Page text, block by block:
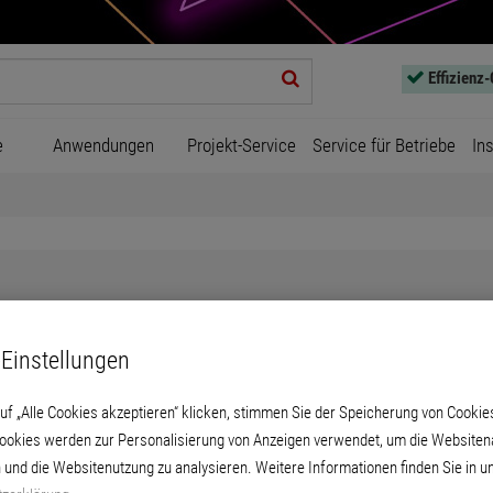
Anwendungen Projekt-Service Service für Betriebe
KlimAir Keil 1866
der Bildung von Schimmelspilzsporen
„Alle Cookies akzeptieren“ klicken, stimmen Sie der Speicherung von
werden zur Personalisierung von Anzeigen verwendet, um die
die Websitenutzung zu analysieren. Weitere Informationen finden Sie in